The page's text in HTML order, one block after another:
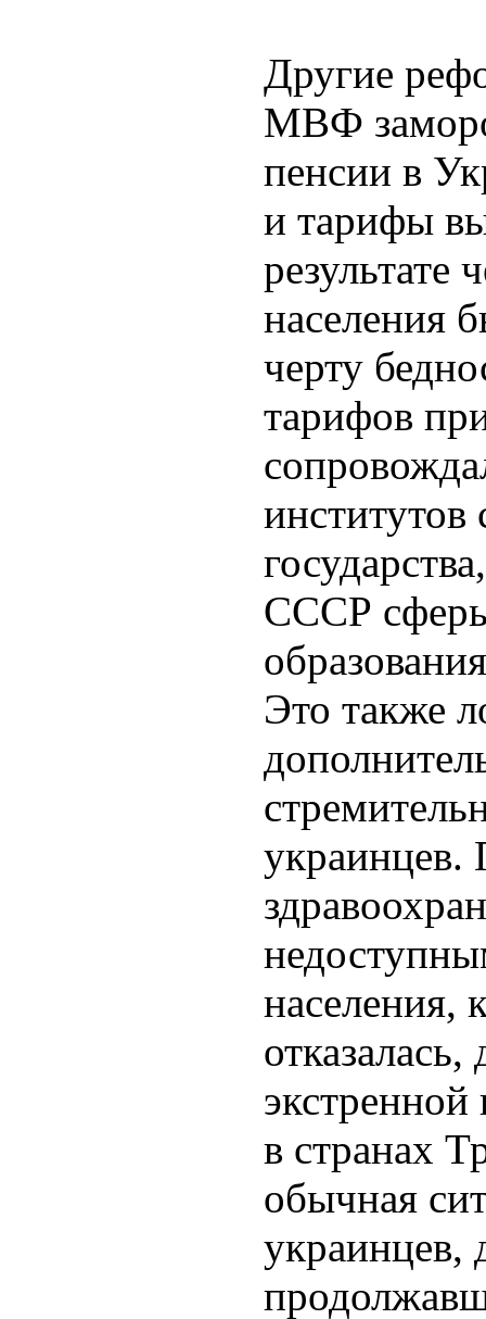
Другие
МВФ
пенсии в
и тарифы
результате
населения
черту
тарифов
институтов
СССР
Это также
украинцев.
населения,
отказалась,
в странах
обычная
украинцев,